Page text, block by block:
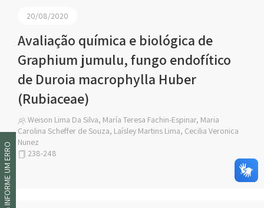
20/08/2020
Avaliação química e biológica de
Graphium jumulu, fungo endofítico
de Duroia macrophylla Huber
(Rubiaceae)
Weison Lima Da Silva, María Teresa Fachin-Espinar, Maria
Carolina Scheffer de Souza, Laísley Martins Lima, Cecilia Veronica
Nunez
238-248
INFORME UM ERRO